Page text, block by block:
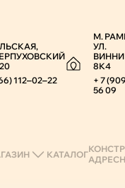
112‒02‒22
М.
УЛ.
8К4
+ 7
56 09
КАТАЛОГ